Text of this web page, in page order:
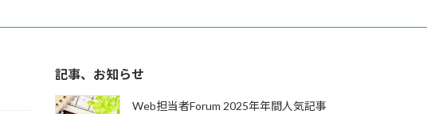
記事、お知らせ
Web担当者Forum 2025年年間人気記事